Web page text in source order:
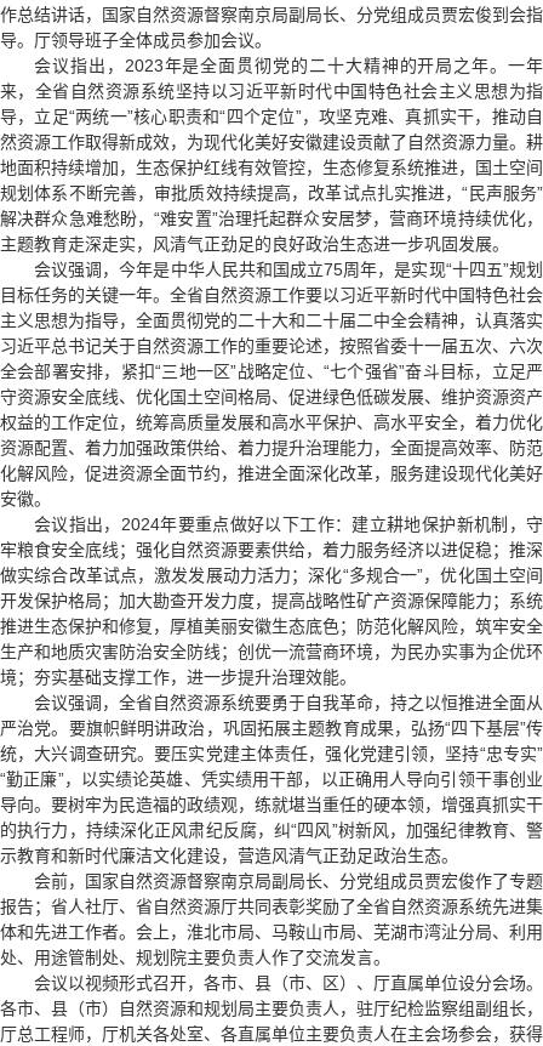
作总结讲话，国家自然资源督察南京局副局长、分党组成员贾宏俊到会指
导。厅领导班子全体成员参加会议。
会议指出，2023年是全面贯彻党的二十大精神的开局之年。一年
来，全省自然资源系统坚持以习近平新时代中国特色社会主义思想为指
导，立足“两统一”核心职责和“四个定位”，攻坚克难、真抓实干，推动自
然资源工作取得新成效，为现代化美好安徽建设贡献了自然资源力量。耕
地面积持续增加，生态保护红线有效管控，生态修复系统推进，国土空间
规划体系不断完善，审批质效持续提高，改革试点扎实推进，“民声服务”
解决群众急难愁盼，“难安置”治理托起群众安居梦，营商环境持续优化，
主题教育走深走实，风清气正劲足的良好政治生态进一步巩固发展。
会议强调，今年是中华人民共和国成立75周年，是实现“十四五”规划
目标任务的关键一年。全省自然资源工作要以习近平新时代中国特色社会
主义思想为指导，全面贯彻党的二十大和二十届二中全会精神，认真落实
习近平总书记关于自然资源工作的重要论述，按照省委十一届五次、六次
全会部署安排，紧扣“三地一区”战略定位、“七个强省”奋斗目标，立足严
守资源安全底线、优化国土空间格局、促进绿色低碳发展、维护资源资产
权益的工作定位，统筹高质量发展和高水平保护、高水平安全，着力优化
资源配置、着力加强政策供给、着力提升治理能力，全面提高效率、防范
化解风险，促进资源全面节约，推进全面深化改革，服务建设现代化美好
安徽。
会议指出，2024年要重点做好以下工作：建立耕地保护新机制，守
牢粮食安全底线；强化自然资源要素供给，着力服务经济以进促稳；推深
做实综合改革试点，激发发展动力活力；深化“多规合一”，优化国土空间
开发保护格局；加大勘查开发力度，提高战略性矿产资源保障能力；系统
推进生态保护和修复，厚植美丽安徽生态底色；防范化解风险，筑牢安全
生产和地质灾害防治安全防线；创优一流营商环境，为民办实事为企优环
境；夯实基础支撑工作，进一步提升治理效能。
会议强调，全省自然资源系统要勇于自我革命，持之以恒推进全面从
严治党。要旗帜鲜明讲政治，巩固拓展主题教育成果，弘扬“四下基层”传
统，大兴调查研究。要压实党建主体责任，强化党建引领，坚持“忠专实”
“勤正廉”，以实绩论英雄、凭实绩用干部，以正确用人导向引领干事创业
导向。要树牢为民造福的政绩观，练就堪当重任的硬本领，增强真抓实干
的执行力，持续深化正风肃纪反腐，纠“四风”树新风，加强纪律教育、警
示教育和新时代廉洁文化建设，营造风清气正劲足政治生态。
会前，国家自然资源督察南京局副局长、分党组成员贾宏俊作了专题
报告；省人社厅、省自然资源厅共同表彰奖励了全省自然资源系统先进集
体和先进工作者。会上，淮北市局、马鞍山市局、芜湖市湾沚分局、利用
处、用途管制处、规划院主要负责人作了交流发言。
会议以视频形式召开，各市、县（市、区）、厅直属单位设分会场。
各市、县（市）自然资源和规划局主要负责人，驻厅纪检监察组副组长，
厅总工程师，厅机关各处室、各直属单位主要负责人在主会场参会，获得